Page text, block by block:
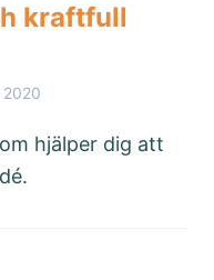
kraftfull
2020
hjälper dig att